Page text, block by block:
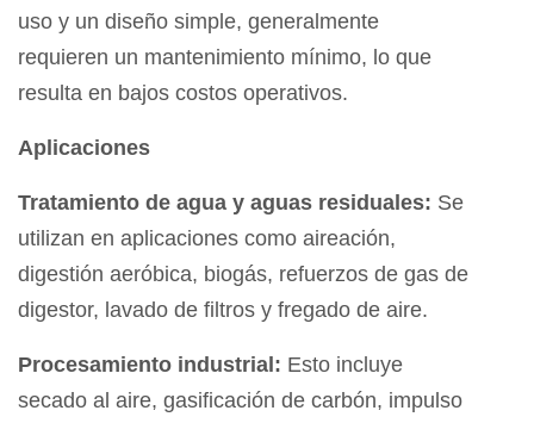
uso y un diseño simple, generalmente
requieren un mantenimiento mínimo, lo que
resulta en bajos costos operativos.
Aplicaciones
Tratamiento de agua y aguas residuales: Se
utilizan en aplicaciones como aireación,
digestión aeróbica, biogás, refuerzos de gas de
digestor, lavado de filtros y fregado de aire.
Procesamiento industrial: Esto incluye
secado al aire, gasificación de carbón, impulso